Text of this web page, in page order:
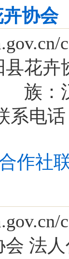
协会
县花
族：
电话
作社
会